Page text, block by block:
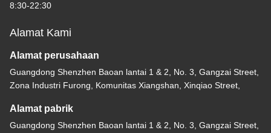
8:30-22:30
Alamat Kami
Alamat perusahaan
Guangdong Shenzhen Baoan lantai 1 & 2, No. 3, Gangzai Street,
Zona Industri Furong, Komunitas Xiangshan, Xinqiao Street,
Alamat pabrik
Guangdong Shenzhen Baoan lantai 1 & 2, No. 3, Gangzai Street,